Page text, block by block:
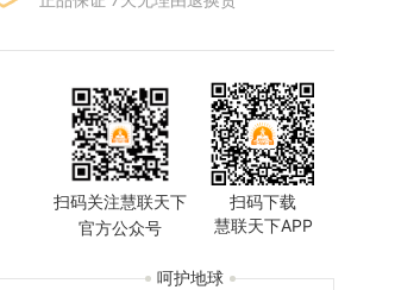
扫码关注慧联天下
官方公众号
扫码下载
慧联天下APP
呵护地球